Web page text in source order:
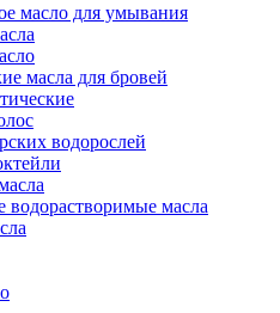
масло для умывания
масла для бровей
водорослей
водорастворимые масла